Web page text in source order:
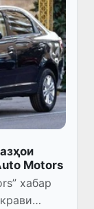
Motors
хабар